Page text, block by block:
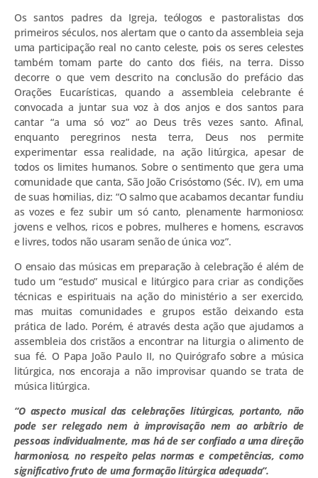
Os santos padres da Igreja, teólogos e pastoralistas dos
primeiros séculos, nos alertam que o canto da assembleia seja
uma participação real no canto celeste, pois os seres celestes
também tomam parte do canto dos fiéis, na terra. Disso
decorre o que vem descrito na conclusão do prefácio das
Orações Eucarísticas, quando a assembleia celebrante é
convocada a juntar sua voz à dos anjos e dos santos para
cantar “a uma só voz” ao Deus três vezes santo. Afinal,
enquanto peregrinos nesta terra, Deus nos permite
experimentar essa realidade, na ação litúrgica, apesar de
todos os limites humanos. Sobre o sentimento que gera uma
comunidade que canta, São João Crisóstomo (Séc. IV), em uma
de suas homilias, diz: “O salmo que acabamos decantar fundiu
as vozes e fez subir um só canto, plenamente harmonioso:
jovens e velhos, ricos e pobres, mulheres e homens, escravos
e livres, todos não usaram senão de única voz”.
O ensaio das músicas em preparação à celebração é além de
tudo um “estudo” musical e litúrgico para criar as condições
técnicas e espirituais na ação do ministério a ser exercido,
mas muitas comunidades e grupos estão deixando esta
prática de lado. Porém, é através desta ação que ajudamos a
assembleia dos cristãos a encontrar na liturgia o alimento de
sua fé. O Papa João Paulo II, no Quirógrafo sobre a música
litúrgica, nos encoraja a não improvisar quando se trata de
música litúrgica.
“O aspecto musical das celebrações litúrgicas, portanto, não
pode ser relegado nem à improvisação nem ao arbítrio de
pessoas individualmente, mas há de ser confiado a uma direção
harmoniosa, no respeito pelas normas e competências, como
significativo fruto de uma formação litúrgica adequada”.